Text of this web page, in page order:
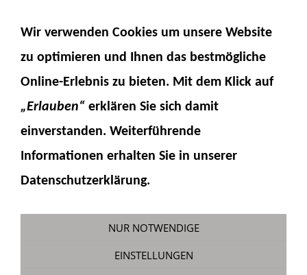
15-36 Hydraulikschlauchzange
Fumotec»Zubehör Allgemein
Wir verwenden Cookies um unsere Website
zu optimieren und Ihnen das bestmögliche
Online-Erlebnis zu bieten. Mit dem Klick auf
„Erlauben“ erklären Sie sich damit
einverstanden. Weiterführende
Informationen erhalten Sie in unserer
Datenschutzerklärung.
NUR NOTWENDIGE
EINSTELLUNGEN